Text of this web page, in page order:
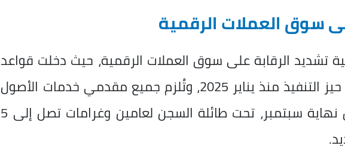
سوق العملات الرقمية
تشديد الرقابة على سوق العملات الرقمية، حيث دخلت قواعد
مكافحة غسل الأموال حيز التنفيذ منذ يناير 2025، وتُلزم جميع مقدمي خدمات الأصول
الرقمية بالتسجيل قبل نهاية سبتمبر، تحت طائلة السجن لعامين وغرامات تصل إلى 5